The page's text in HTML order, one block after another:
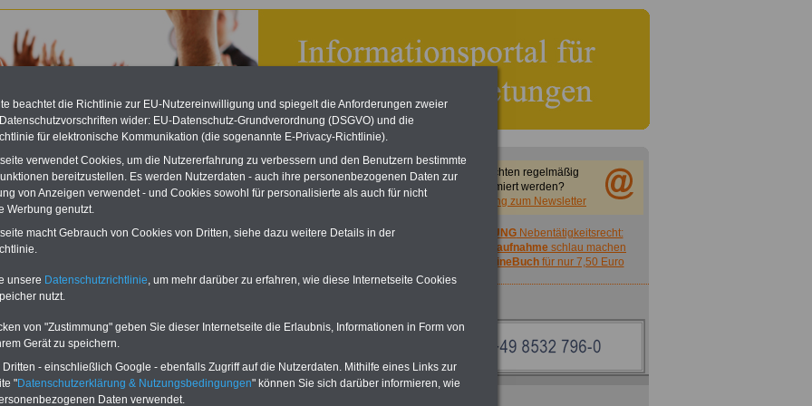
Auszubildende - Buchstabe O
ÖD neu aufgelegt
Das beliebte eBook wurde im
Mit allen Entgelttabellen für
sowie den Auszubildenden-
Sie möchten regelmäßig
informiert werden?
Anmeldung zum Newsletter
ACHTUNGNebentätigkeitsrecht:
vor Jobaufnahme schlau machen
OnlineBuchfür nur 7,50 Euro
beachtet die Richtlinie zur EU-Nutzereinwilligung und spiegelt die Anforderungen zweier
wider: EU-Datenschutz-Grundverordnung (DSGVO) und die
für elektronische Kommunikation (die sogenannte E-Privacy-Richtlinie).
verwendet Cookies, um die Nutzererfahrung zu verbessern und den Benutzern bestimmte
bereitzustellen. Es werden Nutzerdaten - auch ihre personenbezogenen Daten zur
von Anzeigen verwendet - und Cookies sowohl für personalisierte als auch für nicht
Werbung genutzt.
macht Gebrauch von Cookies von Dritten, siehe dazu weitere Details in der
unsere Datenschutzrichtlinie, um mehr darüber zu erfahren, wie diese Internetseite Cookies
nutzt.
von "Zustimmung" geben Sie dieser Internetseite die Erlaubnis, Informationen in Form von
Gerät zu speichern.
- einschließlich Google - ebenfalls Zugriff auf die Nutzerdaten. Mithilfe eines Links zur
"Datenschutzerklärung & Nutzungsbedingungen" können Sie sich darüber informieren, wie
Daten verwendet.